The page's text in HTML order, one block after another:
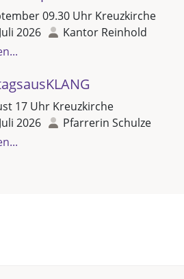
09.30 Uhr Kreuzkirche
2026
Kantor Reinhold
17 Uhr Kreuzkirche
2026
Pfarrerin Schulze